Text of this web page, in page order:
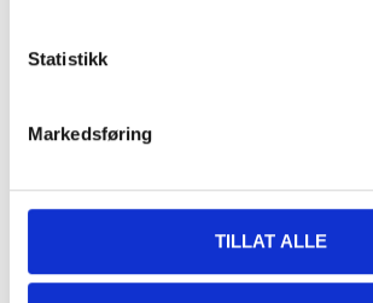
Statistikk
Markedsføring
TILLAT ALLE
Other customers